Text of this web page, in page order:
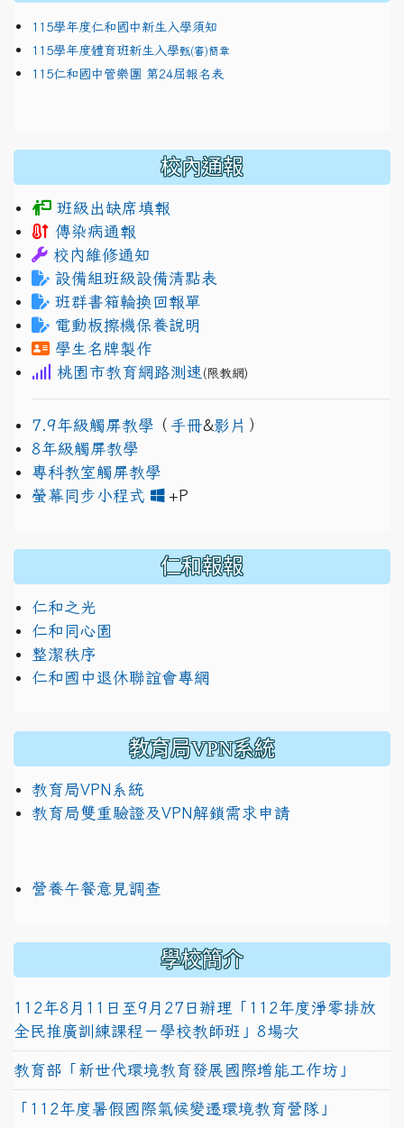
115學年度仁和國中新生入學須知
115學年度體育班新生入學甄(審)簡章
115仁和國中管樂團 第24屆報名表
校內通報
班級出缺席填報
傳染病通報
校內維修通知
設備組班級設備清點表
班群書箱輪換回報單
電動板擦機保養說明
學生名牌製作
桃園市教育網路測速 (限教網)
7.9年級觸屏教學 （ 手冊&影片 ）
8年級觸屏教學
專科教室觸屏教學
螢幕同步小程式
+P
仁和報報
仁和之光
仁和同心園
整潔秩序
仁和國中退休聯誼會專網
教育局VPN系統
教育局VPN系統
教育局雙重驗證及VPN解鎖需求申請
營養午餐意見調查
學校簡介
112年8月11日至9月27日辦理「112年度淨零排放
全民推廣訓練課程－學校教師班」8場次
教育部「新世代環境教育發展國際增能工作坊」
「112年度暑假國際氣候變遷環境教育營隊」